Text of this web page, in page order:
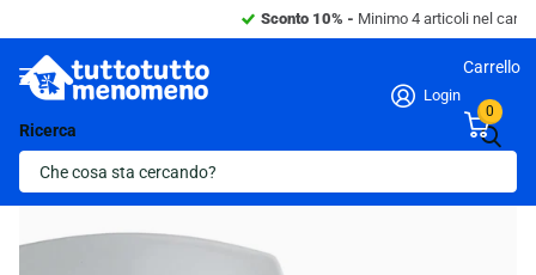
Minimo 4 articoli nel carrello.
Ricerca
Login
Carrello
0